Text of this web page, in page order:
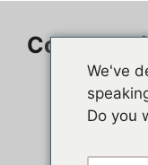
contenuComment
We've
Do you